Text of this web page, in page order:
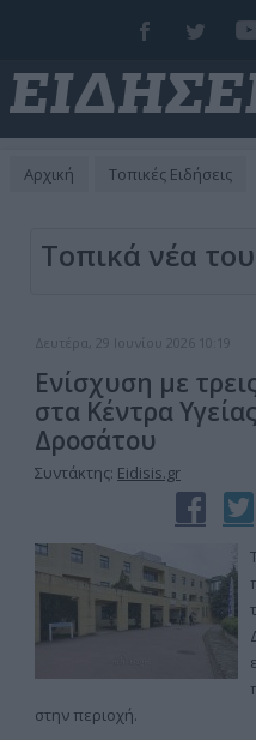
Αρχική Τοπικές Ειδήσεις
Τοπικά νέα
Δευτέρα, 29 Ιουνίου 2026 10:19
Ενίσχυση με
στα Κέντρα
Δροσάτου
Συντάκτης: Eidisis.gr
στην περιοχή.